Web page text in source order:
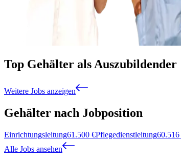
Top Gehälter als Auszubildender
Weitere Jobs anzeigen
Gehälter nach Jobposition
Einrichtungsleitung61.500 €Pflegedienstleitung60.516
Alle Jobs ansehen